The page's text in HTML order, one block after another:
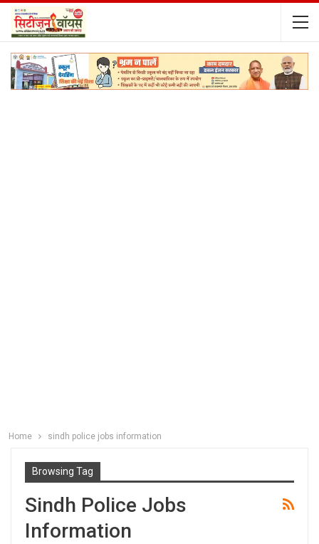
Home sindh police jobs information
Browsing Tag
Sindh Police Jobs
Information